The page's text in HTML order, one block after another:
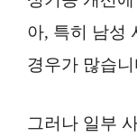
아, 특히 남성
경우가 많습니
그러나 일부